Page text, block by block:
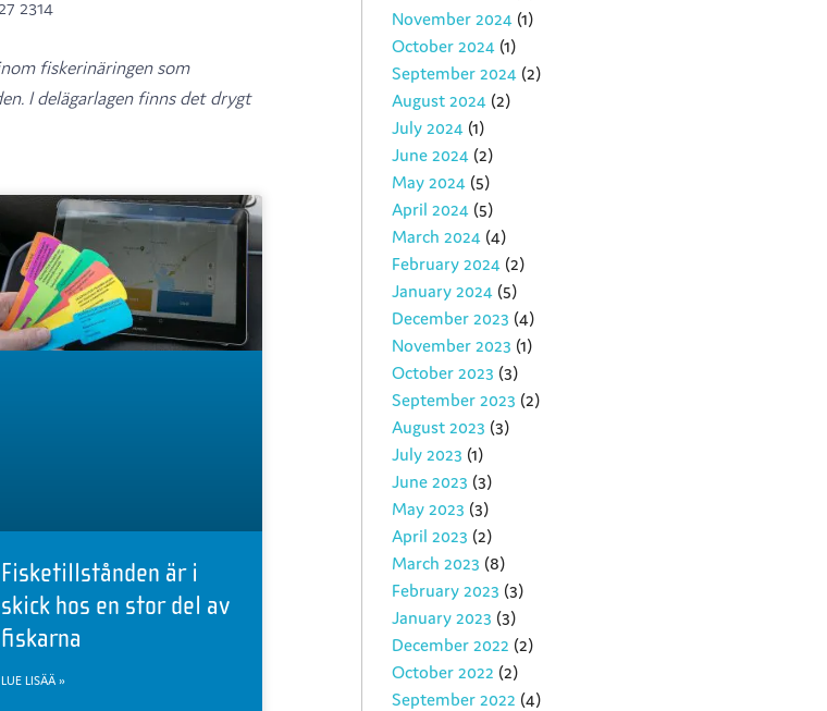
2314
fiskerinäringen som
I delägarlagen finns det drygt
Fisketillstånden är i
skick hos en stor del av
fiskarna
LUE LISÄÄ »
November 2024 (1)
October 2024 (1)
September 2024 (2)
August 2024 (2)
July 2024 (1)
June 2024 (2)
May 2024 (5)
April 2024 (5)
March 2024 (4)
February 2024 (2)
January 2024 (5)
December 2023 (4)
November 2023 (1)
October 2023 (3)
September 2023 (2)
August 2023 (3)
July 2023 (1)
June 2023 (3)
May 2023 (3)
April 2023 (2)
March 2023 (8)
February 2023 (3)
January 2023 (3)
December 2022 (2)
October 2022 (2)
September 2022 (4)